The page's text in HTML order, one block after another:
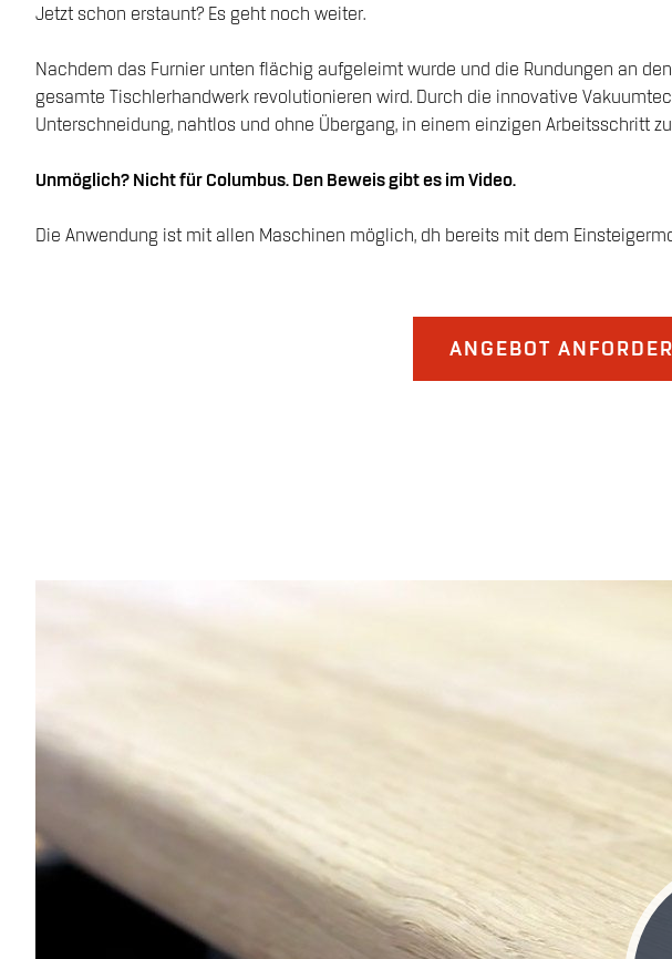
Jetzt schon erstaunt? Es geht noch weiter.
Nachdem das Furnier unten flächig aufgeleimt wurde und die Rundungen an
gesamte Tischlerhandwerk revolutionieren wird. Durch die innovative
Unterschneidung, nahtlos und ohne Übergang, in einem einzigen Arbeitsschritt
Unmöglich? Nicht für Columbus. Den Beweis gibt es im Video.
Die Anwendung ist mit allen Maschinen möglich, dh bereits mit dem
ANGEBOT